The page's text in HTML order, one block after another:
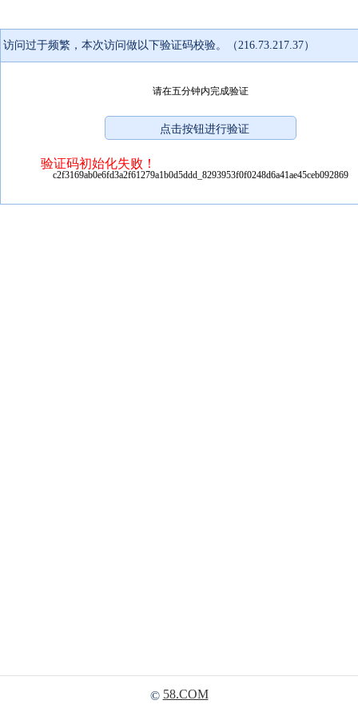
访问过于频繁，本次访问做以下验证码校验。（216.73.217.37）
请在五分钟内完成验证
验证码初始化失败！
c2f3169ab0e6fd3a2f61279a1b0d5ddd_8293953f0f0248d6a41ae45ceb092869
© 58.COM